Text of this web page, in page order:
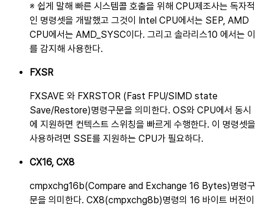
※ 쉽게 말해 빠른 시스템콜 호출을 위해 CPU제조사는 독자적
인 명령셋을 개발했고 그것이 Intel CPU에서는 SEP, AMD
CPU에서는 AMD_SYSC이다. 그리고 솔라리스10 에서는 이
를 감지해 사용한다.
FXSR
FXSAVE 와 FXRSTOR (Fast FPU/SIMD state
Save/Restore)명령구문을 의미한다. OS와 CPU에서 동시
에 지원하면 컨텍스트 스위칭을 빠르게 수행한다. 이 명령셋을
사용하려면 SSE를 지원하는 CPU가 필요하다.
CX16, CX8
cmpxchg16b(Compare and Exchange 16 Bytes)명령구
문을 의미한다. CX8(cmpxchg8b)명령의 16 바이트 버전이